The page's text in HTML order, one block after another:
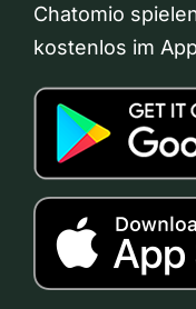
Chatomio
kostenlos im